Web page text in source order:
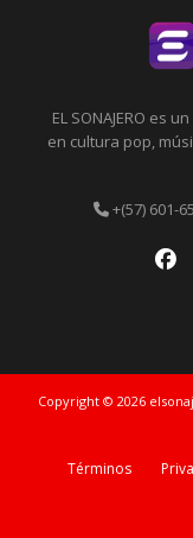
EL SONAJERO es
en cultura pop,
+(57) 601-
Copyright © 2026
Términos